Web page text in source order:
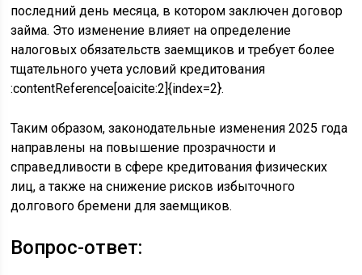
последний день месяца, в котором заключен договор
займа. Это изменение влияет на определение
налоговых обязательств заемщиков и требует более
тщательного учета условий кредитования
:contentReference[oaicite:2]{index=2}.
Таким образом, законодательные изменения 2025 года
направлены на повышение прозрачности и
справедливости в сфере кредитования физических
лиц, а также на снижение рисков избыточного
долгового бремени для заемщиков.
Вопрос-ответ: